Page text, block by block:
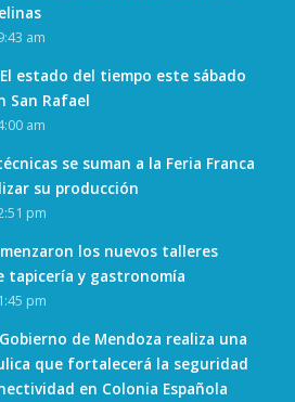
am
El estado del tiempo este sábado
San Rafael
am
se suman a la Feria Franca
su producción
pm
los nuevos talleres
tapicería y gastronomía
pm
de Mendoza realiza una
que fortalecerá la seguridad
en Colonia Española